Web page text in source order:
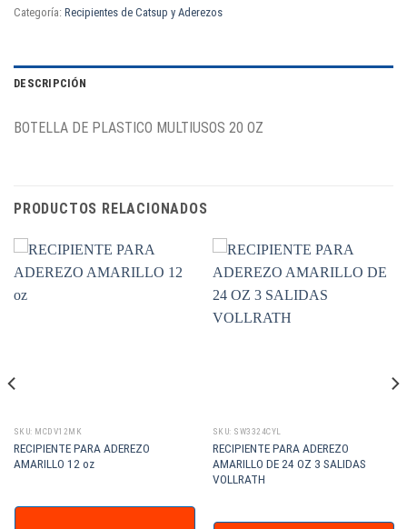
Categoría: Recipientes de Catsup y Aderezos
DESCRIPCIÓN
BOTELLA DE PLASTICO MULTIUSOS 20 OZ
PRODUCTOS RELACIONADOS
SKU: MCDV12MK
RECIPIENTE PARA ADEREZO
AMARILLO 12 oz
SKU: SW3324CYL
RECIPIENTE PARA ADEREZO
AMARILLO DE 24 OZ 3 SALIDAS
VOLLRATH